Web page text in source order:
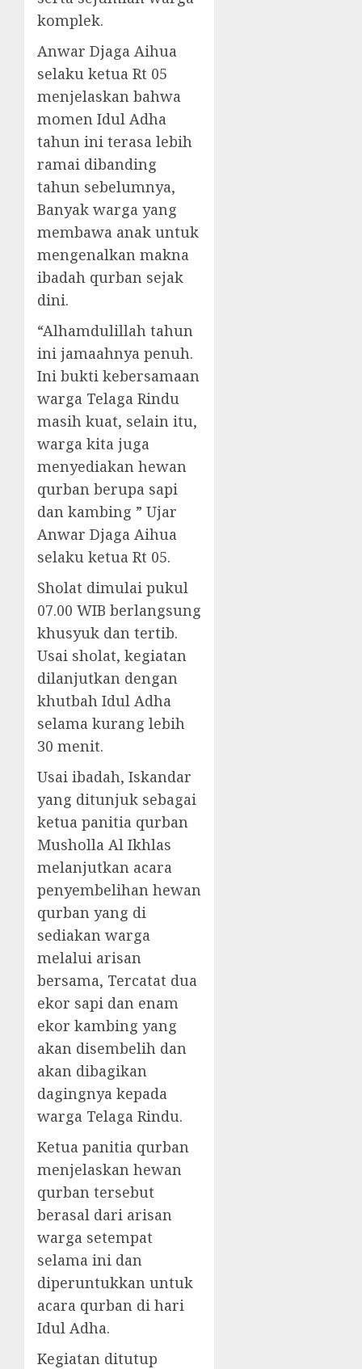
komplek.
Anwar Djaga Aihua
selaku ketua Rt 05
menjelaskan bahwa
momen Idul Adha
tahun ini terasa lebih
ramai dibanding
tahun sebelumnya,
Banyak warga yang
membawa anak untuk
mengenalkan makna
ibadah qurban sejak
dini.
“Alhamdulillah tahun
ini jamaahnya penuh.
Ini bukti kebersamaan
warga Telaga Rindu
masih kuat, selain itu,
warga kita juga
menyediakan hewan
qurban berupa sapi
dan kambing ” Ujar
Anwar Djaga Aihua
selaku ketua Rt 05.
Sholat dimulai pukul
07.00 WIB berlangsung
khusyuk dan tertib.
Usai sholat, kegiatan
dilanjutkan dengan
khutbah Idul Adha
selama kurang lebih
30 menit.
Usai ibadah, Iskandar
yang ditunjuk sebagai
ketua panitia qurban
Musholla Al Ikhlas
melanjutkan acara
penyembelihan hewan
qurban yang di
sediakan warga
melalui arisan
bersama, Tercatat dua
ekor sapi dan enam
ekor kambing yang
akan disembelih dan
akan dibagikan
dagingnya kepada
warga Telaga Rindu.
Ketua panitia qurban
menjelaskan hewan
qurban tersebut
berasal dari arisan
warga setempat
selama ini dan
diperuntukkan untuk
acara qurban di hari
Idul Adha.
Kegiatan ditutup